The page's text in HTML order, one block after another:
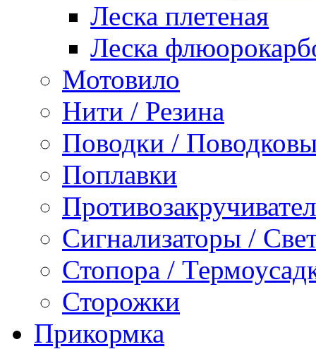
Леска плетеная
Леска
Мотовило
Нити / Резина
Поводки /
Поплавки
Сигнализаторы /
Стопора /
Сторожки
Прикормка